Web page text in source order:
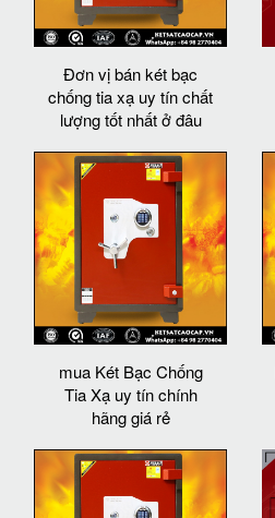
Đơn vị bán két bạc
chống tia xạ uy tín chất
lượng tốt nhất ở đâu
mua Két Bạc Chống
Tia Xạ uy tín chính
hãng giá rẻ